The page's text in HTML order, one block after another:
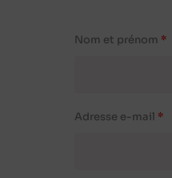
Nom et prénom
Adresse e-mail